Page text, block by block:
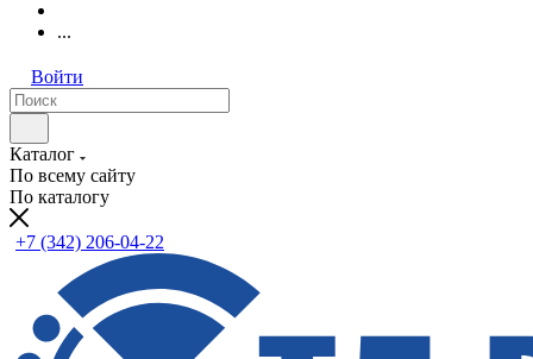
...
Войти
Каталог
По всему сайту
По каталогу
+7 (342) 206-04-22